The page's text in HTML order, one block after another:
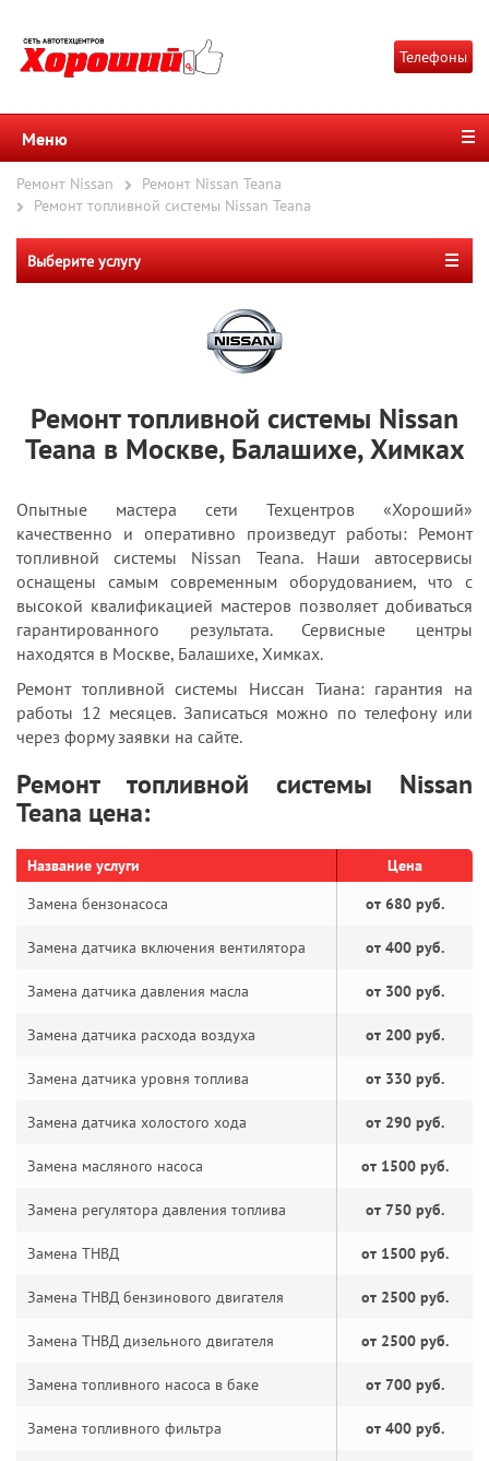
Телефоны
Меню
Ремонт Nissan
Ремонт Nissan Teana
Ремонт топливной системы Nissan Teana
Выберите услугу
Ремонт топливной системы Nissan
Teana в Москве, Балашихе, Химках
Опытные мастера сети Техцентров «Хороший»
качественно и оперативно произведут работы: Ремонт
топливной системы Nissan Teana. Наши автосервисы
оснащены самым современным оборудованием, что с
высокой квалификацией мастеров позволяет добиваться
гарантированного результата. Сервисные центры
находятся в Москве, Балашихе, Химках.
Ремонт топливной системы Ниссан Тиана: гарантия на
работы 12 месяцев. Записаться можно по телефону или
через форму заявки на сайте.
Ремонт топливной системы Nissan
Teana цена:
Название услуги
Цена
Замена бензонасоса
от 680 руб.
Замена датчика включения вентилятора от 400 руб.
Замена датчика давления масла от 300 руб.
Замена датчика расхода воздуха от 200 руб.
Замена датчика уровня топлива от 330 руб.
Замена датчика холостого хода от 290 руб.
Замена масляного насоса от 1500 руб.
Замена регулятора давления топлива от 750 руб.
Замена ТНВД от 1500 руб.
Замена ТНВД бензинового двигателя от 2500 руб.
Замена ТНВД дизельного двигателя от 2500 руб.
Замена топливного насоса в баке от 700 руб.
Замена топливного фильтра от 400 руб.